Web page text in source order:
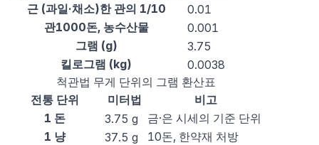
근 (과일·채소)한 관의 1/10
0.01
관1000돈, 농수산물
0.001
그램 (g)
3.75
킬로그램 (kg)
0.0038
척관법 무게 단위의 그램 환산표
전통 단위
미터법
비고
1 돈
3.75 g
금·은 시세의 기준 단위
1 냥
37.5 g
10돈, 한약재 처방